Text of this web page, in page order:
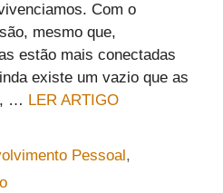
Com o
mesmo que,
estão mais conectadas
existe um vazio que as
… LER ARTIGO
Pessoal ,